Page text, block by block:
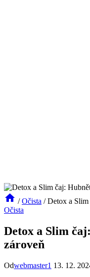
/ Očista / Detox a Slim
Očista
Detox a Slim
zároveň
Odwebmaster1 13. 12.